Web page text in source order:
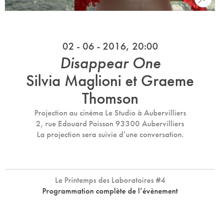
02 - 06 - 2016, 20:00
Disappear One
Silvia Maglioni et Graeme
Thomson
Projection au cinéma Le Studio à Aubervilliers
2, rue Edouard Poisson 93300 Aubervilliers
La projection sera suivie d’une conversation.
Le Printemps des Laboratoires #4
Programmation complète de l’évènement